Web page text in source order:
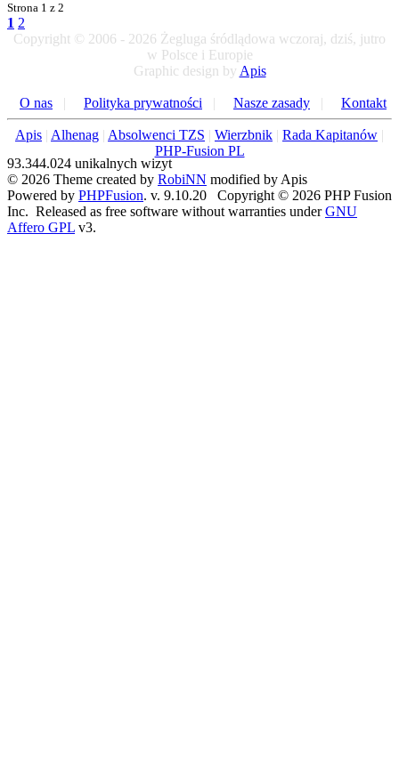
Strona 1 z 2
1 2
Copyright © 2006 - 2026 Żegluga śródlądowa wczoraj, dziś, jutro
w Polsce i Europie
Graphic design by Apis
O nas | Polityka prywatności | Nasze zasady | Kontakt
Apis | Alhenag | Absolwenci TZS | Wierzbnik | Rada Kapitanów |
PHP-Fusion PL
93.344.024 unikalnych wizyt
© 2026 Theme created by RobiNN modified by Apis
Powered by PHPFusion. v. 9.10.20 Copyright © 2026 PHP Fusion
Inc. Released as free software without warranties underGNU
Affero GPL v3.